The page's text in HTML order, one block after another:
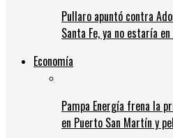
Pullaro apuntó contra
Santa Fe, ya no estaría
Economía
Pampa Energía frena la
en Puerto San Martín y